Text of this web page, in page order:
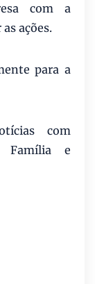
com a
ações.
para a
com
Família e